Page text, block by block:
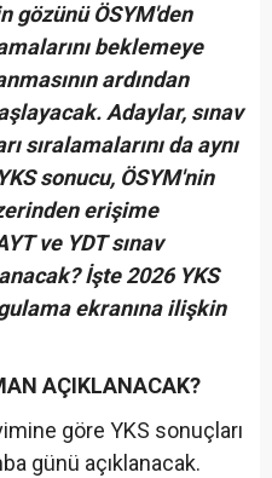
gözünü ÖSYM'den
beklemeye
ardından
Adaylar, sınav
sıralamalarını da aynı
sonucu, ÖSYM'nin
erişime
ve YDT sınav
İşte 2026 YKS
ekranına ilişkin
AÇIKLANACAK?
göre YKS sonuçları
günü açıklanacak.